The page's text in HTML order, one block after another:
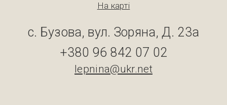
На карті
с. Бузова, вул. Зоряна, Д. 23а
+380 96 842 07 02
lepnina@ukr.net